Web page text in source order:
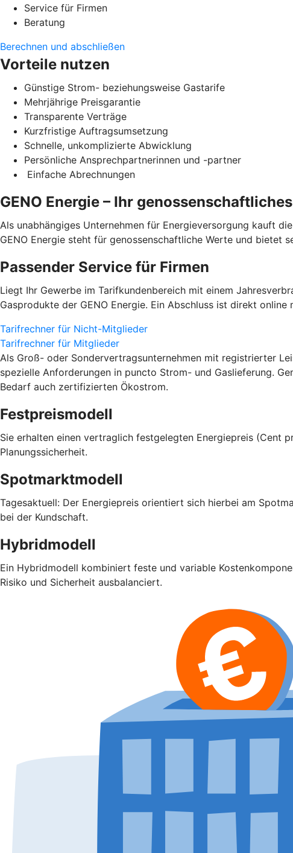
Service für Firmen
Beratung
Berechnen und abschließen
Vorteile nutzen
Günstige Strom- beziehungsweise Gastarife
Mehrjährige Preisgarantie
Transparente Verträge
Kurzfristige Auftragsumsetzung
Schnelle, unkomplizierte Abwicklung
Persönliche Ansprechpartnerinnen und -partner
Einfache Abrechnungen
GENO Energie – Ihr
Als unabhängiges Unternehmen für Energieversorgung kauft
GENO Energie steht für genossenschaftliche Werte und bietet
Passender Service für Firmen
Liegt Ihr Gewerbe im Tarifkundenbereich mit einem
Gasprodukte der GENO Energie. Ein Abschluss ist direkt online
Tarifrechner für Nicht-Mitglieder
Tarifrechner für Mitglieder
Als Groß- oder Sondervertragsunternehmen mit registrierter
spezielle Anforderungen in puncto Strom- und Gaslieferung.
Bedarf auch zertifizierten Ökostrom.
Festpreismodell
Sie erhalten einen vertraglich festgelegten Energiepreis (Cent
Planungssicherheit.
Spotmarktmodell
Tagesaktuell: Der Energiepreis orientiert sich hierbei am
bei der Kundschaft.
Hybridmodell
Ein Hybridmodell kombiniert feste und variable
Risiko und Sicherheit ausbalanciert.